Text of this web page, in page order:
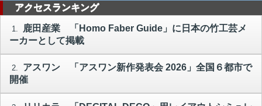
アクセスランキング
1.
鹿田産業 「Homo Faber Guide」に日本の竹工芸メ
ーカーとして掲載
2.
アスワン 「アスワン新作発表会 2026」全国６都市で
開催